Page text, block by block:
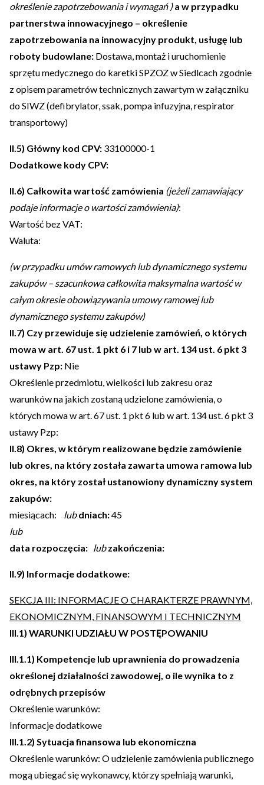
określenie zapotrzebowania i wymagań )a w przypadku
partnerstwa innowacyjnego – określenie
zapotrzebowania na innowacyjny produkt, usługę lub
roboty budowlane: Dostawa, montaż i uruchomienie
sprzętu medycznego do karetki SPZOZ w Siedlcach zgodnie
z opisem parametrów technicznych zawartym w załączniku
do SIWZ (defibrylator, ssak, pompa infuzyjna, respirator
transportowy)
II.5) Główny kod CPV: 33100000-1
Dodatkowe kody CPV:
II.6) Całkowita wartość zamówienia (jeżeli zamawiający
podaje informacje o wartości zamówienia):
Wartość bez VAT:
Waluta:
(w przypadku umów ramowych lub dynamicznego systemu
zakupów – szacunkowa całkowita maksymalna wartość w
całym okresie obowiązywania umowy ramowej lub
dynamicznego systemu zakupów)
II.7) Czy przewiduje się udzielenie zamówień, o których
mowa w art. 67 ust. 1 pkt 6 i 7 lub w art. 134 ust. 6 pkt 3
ustawy Pzp: Nie
Określenie przedmiotu, wielkości lub zakresu oraz
warunków na jakich zostaną udzielone zamówienia, o
których mowa w art. 67 ust. 1 pkt 6 lub w art. 134 ust. 6 pkt 3
ustawy Pzp:
II.8) Okres, w którym realizowane będzie zamówienie
lub okres, na który została zawarta umowa ramowa lub
okres, na który został ustanowiony dynamiczny system
zakupów:
miesiącach:
lubdniach:45
lub
data rozpoczęcia: lubzakończenia:
II.9) Informacje dodatkowe:
SEKCJA III: INFORMACJE O CHARAKTERZE PRAWNYM,
EKONOMICZNYM, FINANSOWYM I TECHNICZNYM
III.1) WARUNKI UDZIAŁU W POSTĘPOWANIU
III.1.1) Kompetencje lub uprawnienia do prowadzenia
określonej działalności zawodowej, o ile wynika to z
odrębnych przepisów
Określenie warunków:
Informacje dodatkowe
III.1.2) Sytuacja finansowa lub ekonomiczna
Określenie warunków: O udzielenie zamówienia publicznego
mogą ubiegać się wykonawcy, którzy spełniają warunki,